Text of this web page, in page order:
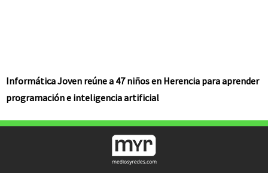
Informática Joven reúne a 47 niños en Herencia para aprender
programación e inteligencia artificial